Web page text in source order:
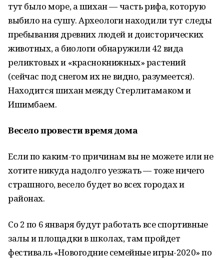
тут было море, а шихан — часть рифа, которую
выбило на сушу. Археологи находили тут следы
пребывания древних людей и доисторических
животных, а биологи обнаружили 42 вида
реликтовых и «краснокнижных» растений
(сейчас под снегом их не видно, разумеется).
Находится шихан между Стерлитамаком и
Ишимбаем.
Весело провести время дома
Если по каким-то причинам вы не можете или не
хотите никуда надолго уезжать — тоже ничего
страшного, весело будет во всех городах и
районах.
Со 2 по 6 января будут работать все спортивные
залы и площадки в школах, там пройдет
фестиваль «Новогодние семейные игры-2020» по